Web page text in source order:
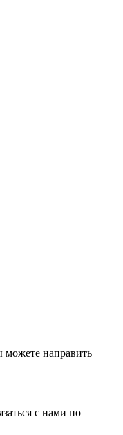
направить
с нами по